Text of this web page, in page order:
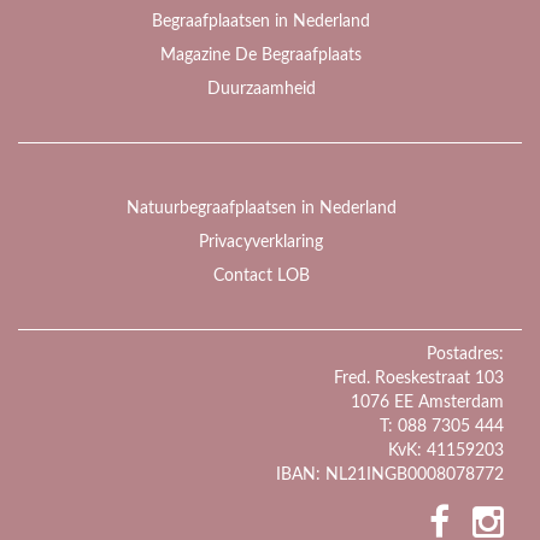
Begraafplaatsen in Nederland
Magazine De Begraafplaats
Duurzaamheid
Natuurbegraafplaatsen in Nederland
Privacyverklaring
Contact LOB
Postadres:
Fred. Roeskestraat 103
1076 EE Amsterdam
T: 088 7305 444
KvK: 41159203
IBAN: NL21INGB0008078772